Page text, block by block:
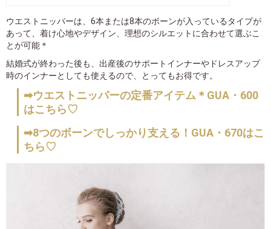
ウエストニッパーは、6本または8本のボーンが入っているタイプが
あって、着け心地やデザイン、理想のシルエットに合わせて選ぶこ
とが可能＊
結婚式が終わった後も、出産後のサポートインナーやドレスアップ
時のインナーとしても使えるので、とってもお得です。
➡ウエストニッパーの定番アイテム＊GUA・600
はこちら♡
➡8つのボーンでしっかり支える！GUA・670はこ
ちら♡